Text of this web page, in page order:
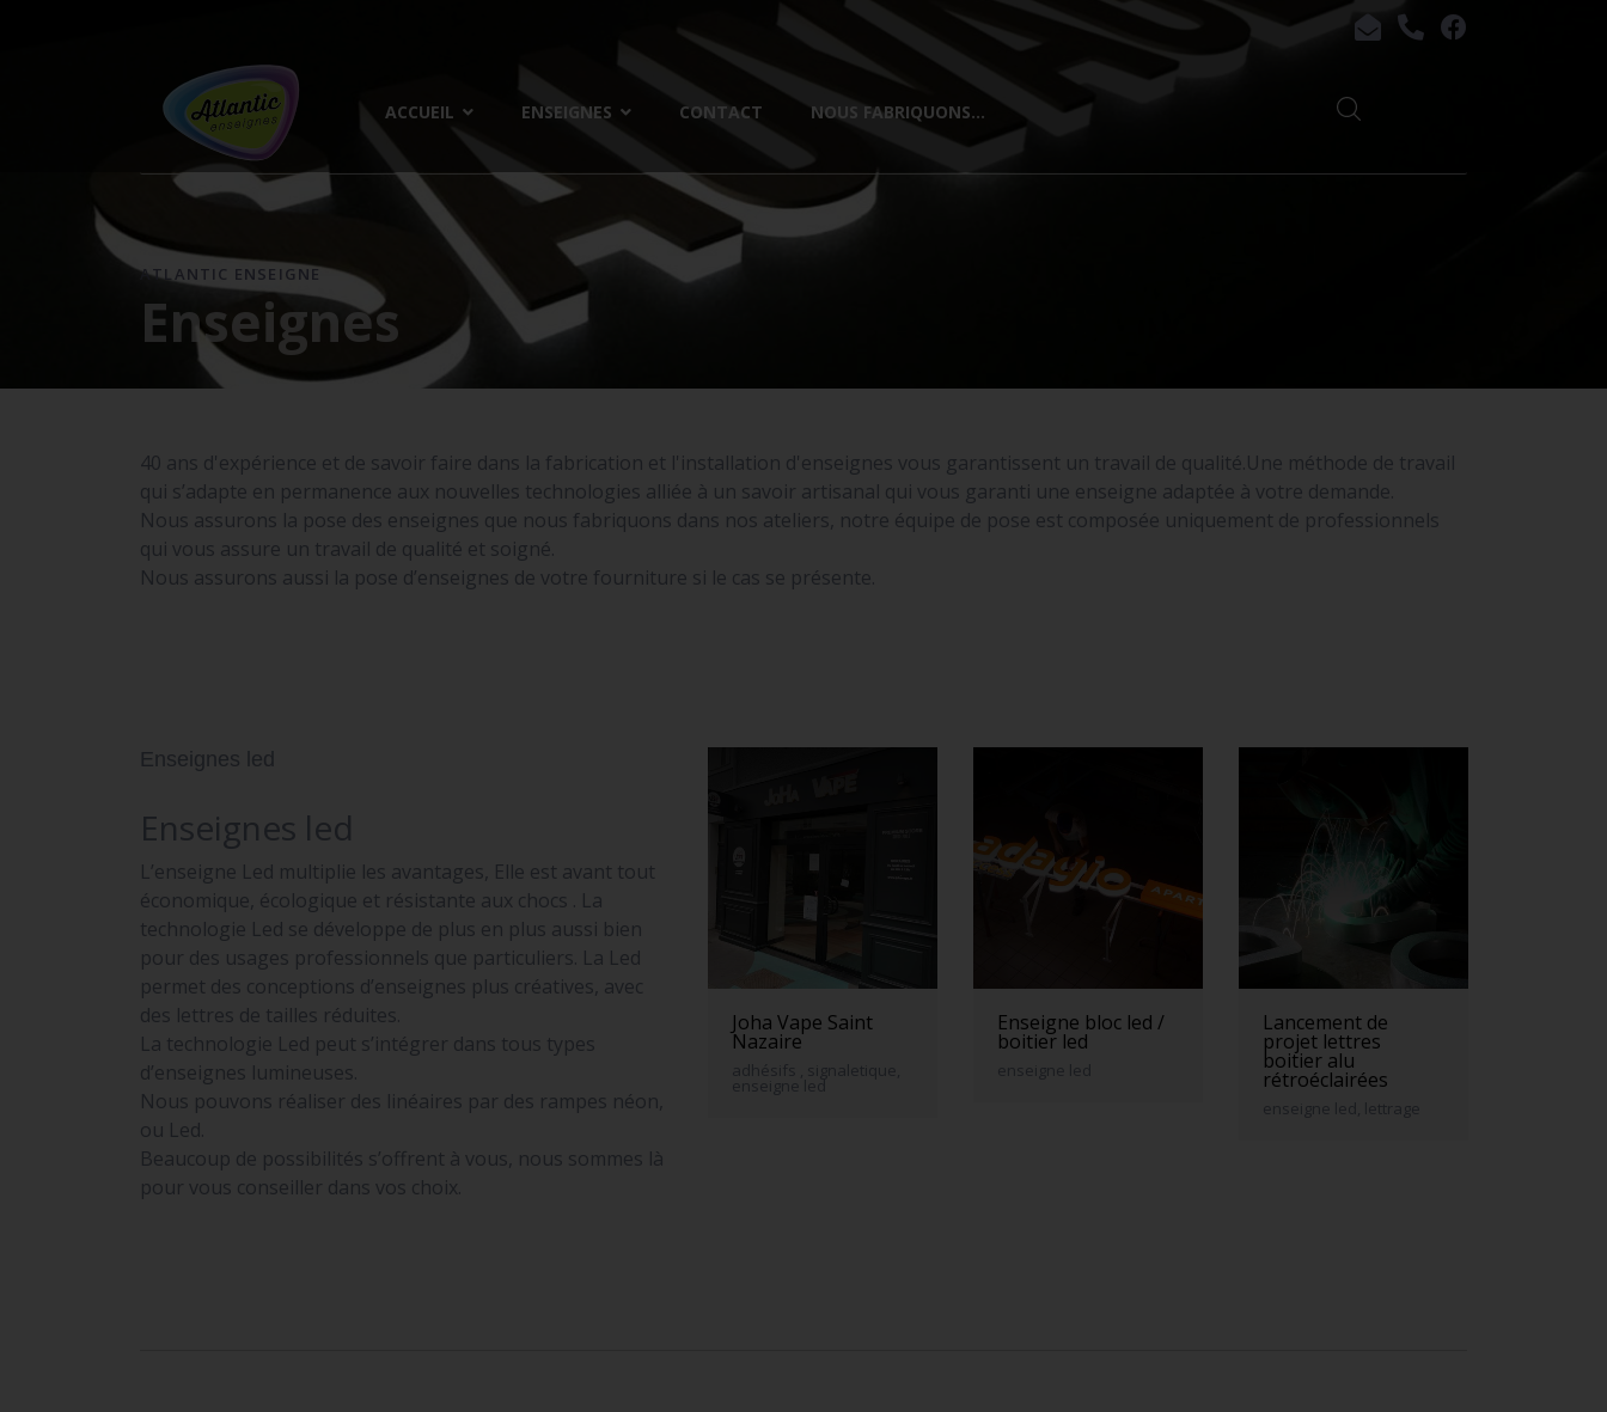
ACCUEIL ENSEIGNES CONTACT NOUS FABRIQUONS...
ATLANTIC ENSEIGNE
Enseignes
40 ans d'expérience et de savoir faire dans la fabrication et l'installation d'enseignes vous garantissent un travail de qualité.Une méthode de travail
qui s’adapte en permanence aux nouvelles technologies alliée à un savoir artisanal qui vous garanti une enseigne adaptée à votre demande.
Nous assurons la pose des enseignes que nous fabriquons dans nos ateliers, notre équipe de pose est composée uniquement de professionnels
qui vous assure un travail de qualité et soigné.
Nous assurons aussi la pose d’enseignes de votre fourniture si le cas se présente.
Enseignes led
Enseignes led
L’enseigne Led multiplie les avantages, Elle est avant tout
économique, écologique et résistante aux chocs . La
technologie Led se développe de plus en plus aussi bien
pour des usages professionnels que particuliers. La Led
permet des conceptions d’enseignes plus créatives, avec
des lettres de tailles réduites.
La technologie Led peut s’intégrer dans tous types
d’enseignes lumineuses.
Nous pouvons réaliser des linéaires par des rampes néon,
ou Led.
Beaucoup de possibilités s’offrent à vous, nous sommes là
pour vous conseiller dans vos choix.
Joha Vape Saint
Nazaire
adhésifs , signaletique,
enseigne led
Enseigne bloc led /
boitier led
enseigne led
Lancement de
projet lettres
boitier alu
rétroéclairées
enseigne led, lettrage